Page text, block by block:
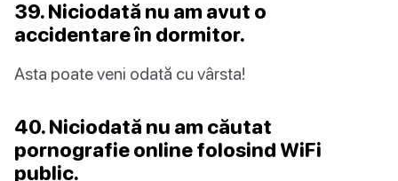
39. Niciodată nu am avut o
accidentare în dormitor.
Asta poate veni odată cu vârsta!
40. Niciodată nu am căutat
pornografie online folosind WiFi
public.